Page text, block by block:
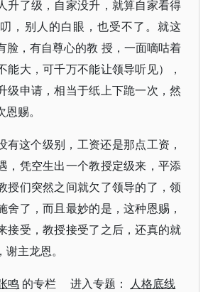
升了级，自家没升，就算自家看得
，别人的白眼，也受不了。就这
脸，有自尊心的教 授，一面嘀咕着
能大，可千万不能让领导听见），
级申请，相当于纸上下跪一次，然
赐。
有这个级别，工资还是那点工资，
，凭空生出一个教授定级来，平添
授们突然之间就欠了领导的了，领
舍了，而且最妙的是，这种恩赐，
接受，教授接受了之后，还真的就
主龙恩。
鸣 的专栏 进入专题： 人格底线